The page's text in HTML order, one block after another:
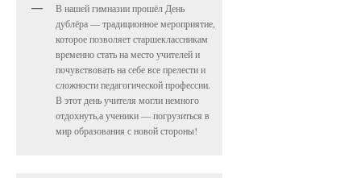
В нашей гимназии прошёл День
дублёра — традиционное мероприятие,
которое позволяет старшеклассникам
временно стать на место учителей и
почувствовать на себе все прелести и
сложности педагогической профессии.
В этот день учителя могли немного
отдохнуть,а ученики — погрузиться в
мир образования с новой стороны!